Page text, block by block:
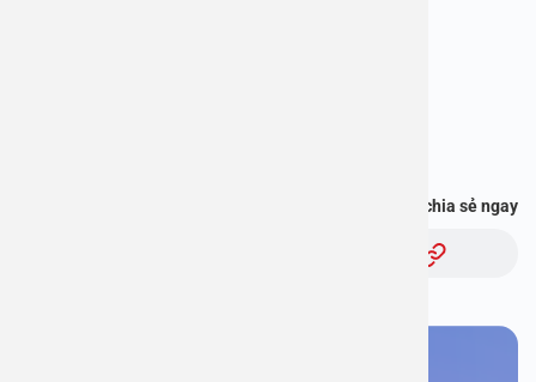
Bạn thấy thông tin này hữu ích, chia sẻ ngay